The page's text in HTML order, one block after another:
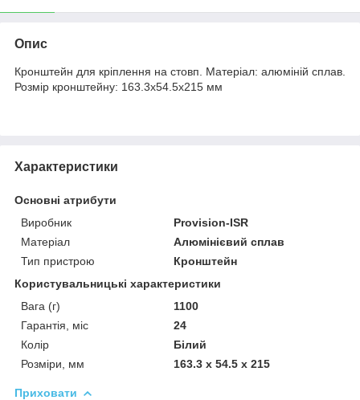
Опис
Кронштейн для кріплення на стовп. Матеріал: алюміній сплав.
Розмір кронштейну: 163.3x54.5x215 мм
Характеристики
Основні атрибути
Виробник
Provision-ISR
Матеріал
Алюмінієвий сплав
Тип пристрою
Кронштейн
Користувальницькі характеристики
Вага (г)
1100
Гарантія, міс
24
Колір
Білий
Розміри, мм
163.3 x 54.5 x 215
Приховати